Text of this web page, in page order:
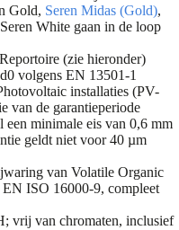
Gold, Seren Midas (Gold),
White gaan in de loop
(zie hieronder)
volgens EN 13501-1
installaties (PV-
van de garantieperiode
een minimale eis van 0,6 mm
geldt niet voor 40 µm
van Volatile Organic
ISO 16000-9, compleet
vrij van chromaten, inclusief